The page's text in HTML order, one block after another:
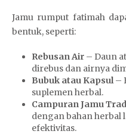
Jamu rumput fatimah
bentuk, seperti:
Rebusan Air– Daun
direbus dan airnya
Bubuk atau Kapsul–
suplemen herbal.
Campuran Jamu
dengan bahan
efektivitas.